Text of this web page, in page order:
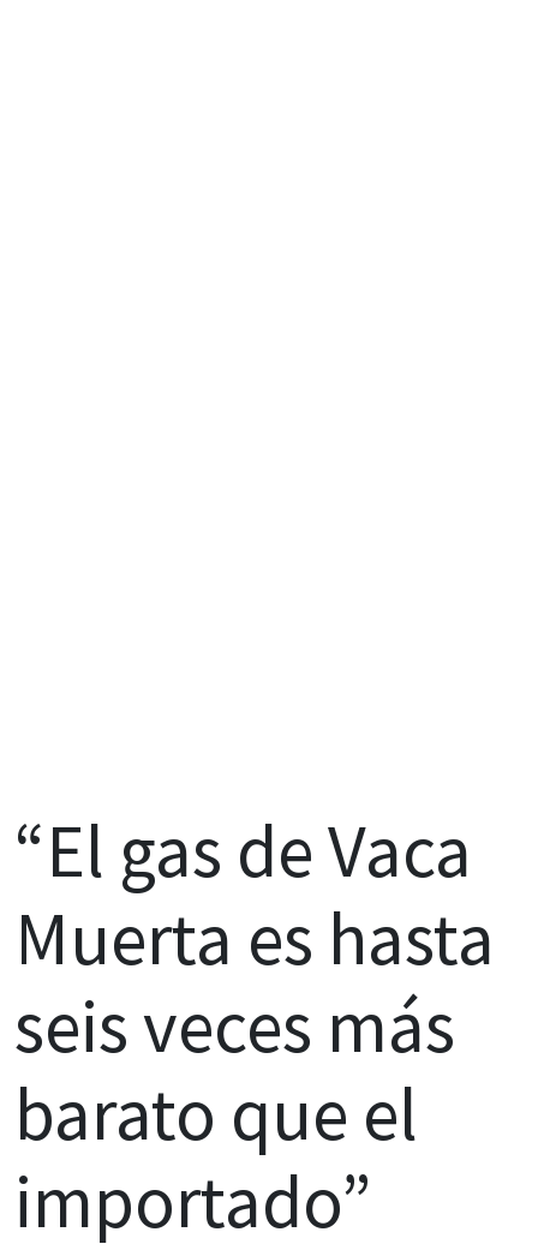
“El gas de Vaca
Muerta es hasta
seis veces más
barato que el
importado”